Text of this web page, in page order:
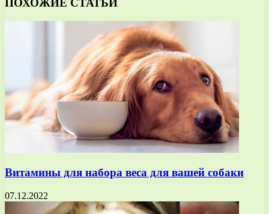
ПОХОЖИЕ СТАТЬИ
Витамины для набора веса для вашей собаки
07.12.2022